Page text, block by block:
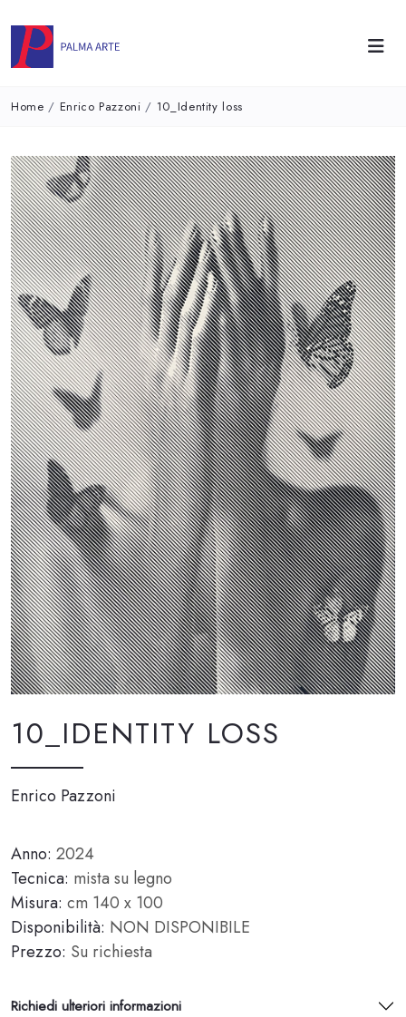
Home / Enrico Pazzoni / 10_Identity loss
10_IDENTITY LOSS
Enrico Pazzoni
Anno: 2024
Tecnica: mista su legno
Misura: cm 140 x 100
Disponibilità: NON DISPONIBILE
Prezzo: Su richiesta
Richiedi ulteriori informazioni